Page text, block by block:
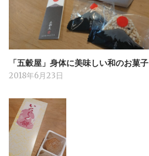
「五穀屋」身体に美味しい和のお菓子
2018年6月23日